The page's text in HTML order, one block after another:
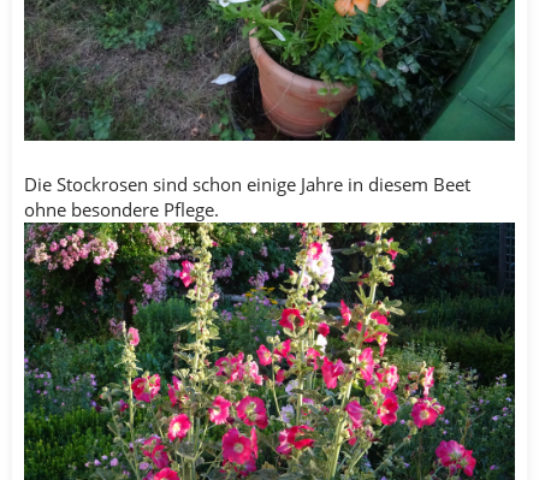
Die Stockrosen sind schon einige Jahre in diesem Beet
ohne besondere Pflege.